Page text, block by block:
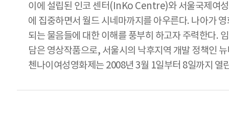
이에 설립된 인코 센터(InKo Centre)와 서울국제여
에 집중하면서 월드 시네마까지를 아우른다. 나아가
되는 물음들에 대한 이해를 풍부히 하고자 주력한다.
담은 영상작품으로, 서울시의 낙후지역 개발 정책인
첸나이여성영화제는 2008년 3월 1일부터 8일까지 열